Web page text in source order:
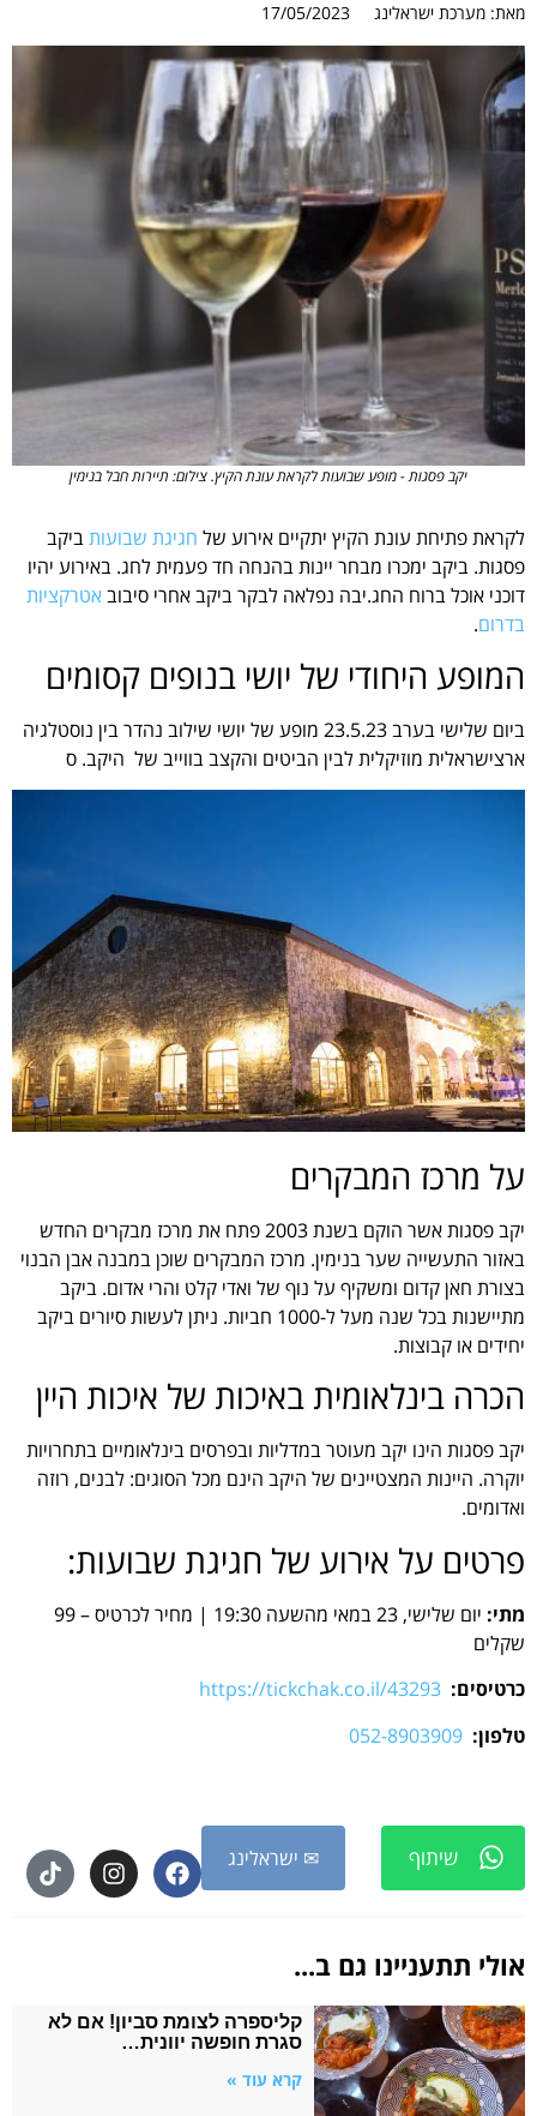
מאת: מערכת ישראלינג 17/05/2023
יקב פסגות - מופע שבועות לקראת עונת הקיץ. צילום: תיירות חבל בנימין
לקראת פתיחת עונת הקיץ יתקיים אירוע של חגיגת שבועותביקב
פסגות. ביקב ימכרו מבחר יינות בהנחה חד פעמית לחג. באירוע יהיו
דוכני אוכל ברוח החג.יבה נפלאה לבקר ביקב אחרי סיבובאטרקציות
בדרום.
המופע היחודי של יושי בנופים קסומים
ביום שלישי בערב 23.5.23 מופע של יושי שילוב נהדר בין נוסטלגיה
ארצישראלית מוזיקלית לבין הביטים והקצב בווייב של היקב. ס
על מרכז המבקרים
יקב פסגות אשר הוקם בשנת 2003 פתח את מרכז מבקרים החדש
באזור התעשייה שער בנימין. מרכז המבקרים שוכן במבנה אבן הבנוי
בצורת חאן קדום ומשקיף על נוף של ואדי קלט והרי אדום. ביקב
מתיישנות בכל שנה מעל ל-1000 חביות. ניתן לעשות סיורים ביקב
יחידים או קבוצות.
הכרה בינלאומית באיכות של איכות היין
יקב פסגות הינו יקב מעוטר במדליות ובפרסים בינלאומיים בתחרויות
יוקרה. היינות המצטיינים של היקב הינם מכל הסוגים: לבנים, רוזה
ואדומים.
פרטים על אירוע של חגיגת שבועות:
מתי:
יום שלישי, 23 במאי מהשעה 19:30 | מחיר לכרטיס – 99
שקלים
כרטיסים: https://tickchak.co.il/43293
טלפון: 052-8903909
שיתוף ✉ ישראלינג
אולי תתעניינו גם ב...
קליספרה לצומת סביון! אם לא
סגרת חופשה יוונית…
קרא עוד »